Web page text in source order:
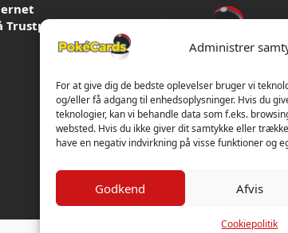
Administrer
For at give dig de bedste oplevelser bruger vi
og/eller få adgang til enhedsoplysninger. Hvis du
teknologier, kan vi behandle data som f.eks.
websted. Hvis du ikke giver dit samtykke eller
have en negativ indvirkning på visse funktioner og
Godkend Afvis
Cookiepolitik